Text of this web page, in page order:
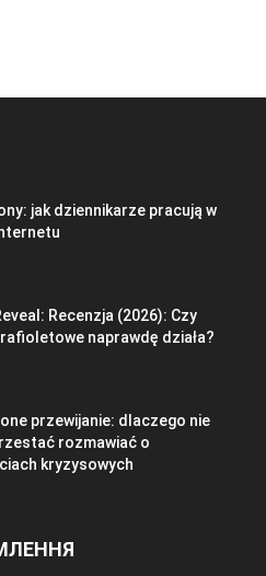
jak dziennikarze pracują w
Recenzja (2026): Czy
naprawdę działa?
przewijanie: dlaczego nie
rozmawiać o
kryzysowych